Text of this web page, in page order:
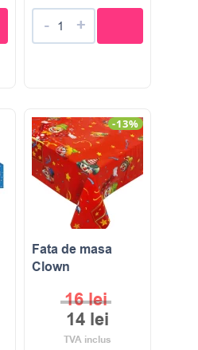
- +
-13%
Fata de masa
Clown
16lei
14 lei
TVA inclus